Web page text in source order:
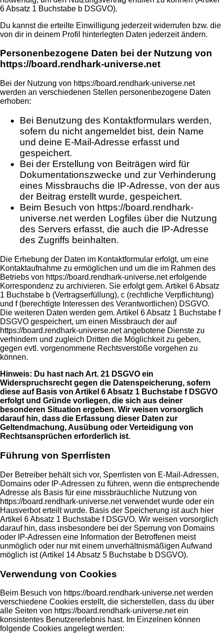
6 Absatz 1 Buchstabe b DSGVO).
Du kannst die erteilte Einwilligung jederzeit widerrufen bzw. die
von dir in deinem Profil hinterlegten Daten jederzeit ändern.
Personenbezogene Daten bei der Nutzung von
https://board.rendhark-universe.net
Bei der Nutzung von https://board.rendhark-universe.net
werden an verschiedenen Stellen personenbezogene Daten
erhoben:
Bei Benutzung des Kontaktformulars werden,
sofern du nicht angemeldet bist, dein Name
und deine E-Mail-Adresse erfasst und
gespeichert.
Bei der Erstellung von Beiträgen wird für
Dokumentationszwecke und zur Verhinderung
eines Missbrauchs die IP-Adresse, von der aus
der Beitrag erstellt wurde, gespeichert.
Beim Besuch von https://board.rendhark-
universe.net werden Logfiles über die Nutzung
des Servers erfasst, die auch die IP-Adresse
des Zugriffs beinhalten.
Die Erhebung der Daten im Kontaktformular erfolgt, um eine
Kontaktaufnahme zu ermöglichen und um die im Rahmen des
Betriebs von https://board.rendhark-universe.net erfolgende
Korrespondenz zu archivieren. Sie erfolgt gem. Artikel 6 Absatz
1 Buchstabe b (Vertragserfüllung), c (rechtliche Verpflichtung)
und f (berechtigte Interessen des Verantwortlichen) DSGVO.
Die weiteren Daten werden gem. Artikel 6 Absatz 1 Buchstabe f
DSGVO gespeichert, um einen Missbrauch der auf
https://board.rendhark-universe.net angebotene Dienste zu
verhindern und zugleich Dritten die Möglichkeit zu geben,
gegen evtl. vorgenommene Rechtsverstöße vorgehen zu
können.
Hinweis: Du hast nach Art. 21 DSGVO ein
Widerspruchsrecht gegen die Datenspeicherung, sofern
diese auf Basis von Artikel 6 Absatz 1 Buchstabe f DSGVO
erfolgt und Gründe vorliegen, die sich aus deiner
besonderen Situation ergeben. Wir weisen vorsorglich
darauf hin, dass die Erfassung dieser Daten zur
Geltendmachung, Ausübung oder Verteidigung von
Rechtsansprüchen erforderlich ist.
Führung von Sperrlisten
Der Betreiber behält sich vor, Sperrlisten von E-Mail-Adressen,
Domains oder IP-Adressen zu führen, wenn die entsprechende
Adresse als Basis für eine missbräuchliche Nutzung von
https://board.rendhark-universe.net verwendet wurde oder ein
Hausverbot erteilt wurde. Basis der Speicherung ist auch hier
Artikel 6 Absatz 1 Buchstabe f DSGVO. Wir weisen vorsorglich
darauf hin, dass insbesondere bei der Sperrung von Domains
oder IP-Adressen eine Information der Betroffenen meist
unmöglich oder nur mit einem unverhältnismäßigen Aufwand
möglich ist (Artikel 14 Absatz 5 Buchstabe b DSGVO).
Verwendung von Cookies
Beim Besuch von https://board.rendhark-universe.net werden
verschiedene Cookies erstellt, die sicherstellen, dass du über
alle Seiten von https://board.rendhark-universe.net ein
konsistentes Benutzererlebnis hast. Im Einzelnen können
folgende Cookies angelegt werden: